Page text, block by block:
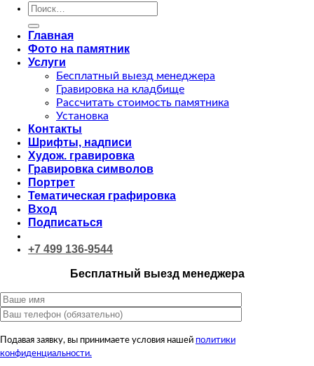
Искать:
Главная
Фото на памятник
Услуги
Бесплатный выезд менеджера
Гравировка на кладбище
Рассчитать стоимость памятника
Установка
Контакты
Шрифты, надписи
Худож. гравировка
Гравировка символов
Портрет
Тематическая графировка
Вход
Подписаться
+7 499 136-9544
Бесплатный выезд менеджера
Подавая заявку, вы принимаете условия нашей политики
конфиденциальности.